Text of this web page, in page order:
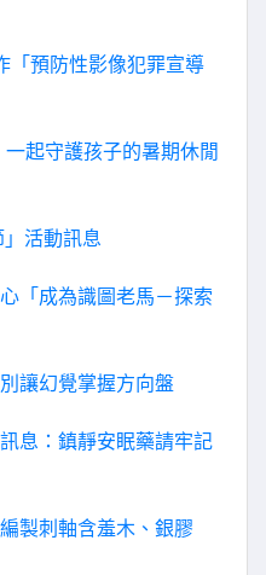
「預防性影像犯罪宣導
一起守護孩子的暑期休閒
活動訊息
「成為識圖老馬－探索
讓幻覺掌握方向盤
息：鎮靜安眠藥請牢記
製刺軸含羞木、銀膠